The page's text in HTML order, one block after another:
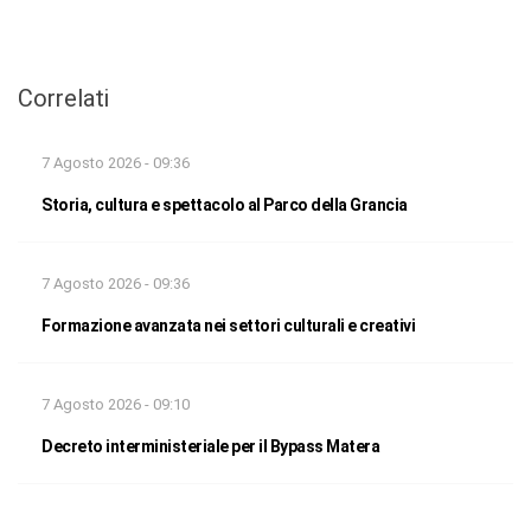
Correlati
7 Agosto 2026 - 09:36
Storia, cultura e spettacolo al Parco della Grancia
7 Agosto 2026 - 09:36
Formazione avanzata nei settori culturali e creativi
7 Agosto 2026 - 09:10
Decreto interministeriale per il Bypass Matera